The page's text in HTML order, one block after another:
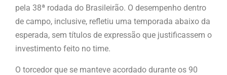
pela 38ª rodada do Brasileirão. O desempenho dentro
de campo, inclusive, refletiu uma temporada abaixo da
esperada, sem títulos de expressão que justificassem o
investimento feito no time.
O torcedor que se manteve acordado durante os 90